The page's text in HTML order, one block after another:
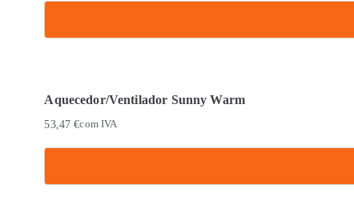
Aquecedor/Ventilador Sunny Warm
53,47€com IVA